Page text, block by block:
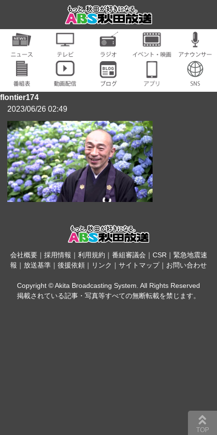
flontier174
2023/06/26 02:49
会社概要｜ 採用情報 ｜ 利用規約 ｜ 番組審議会 ｜ CSR｜ 緊急地震速
報 ｜ 放送基準 ｜ 後援依頼 ｜ リンク ｜ サイトマップ｜ お問い合わせ
Copyright © Akita Broadcasting System. All Rights Reserved
掲載されている記事・写真等すべての無断転載を禁じます。